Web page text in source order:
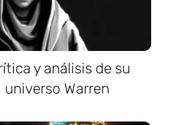
y análisis de su
Warren